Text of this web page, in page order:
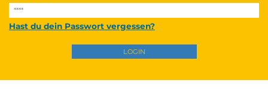
Hast du dein Passwort vergessen?